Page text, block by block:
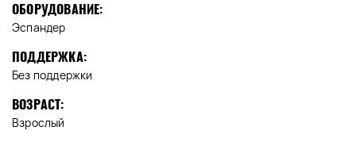
ОБОРУДОВАНИЕ:
Эспандер
ПОДДЕРЖКА:
Без поддержки
ВОЗРАСТ:
Взрослый